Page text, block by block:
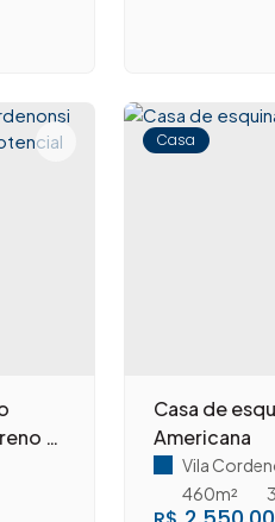
e
Casa
Casa de
Americana
Vila
3
460m²